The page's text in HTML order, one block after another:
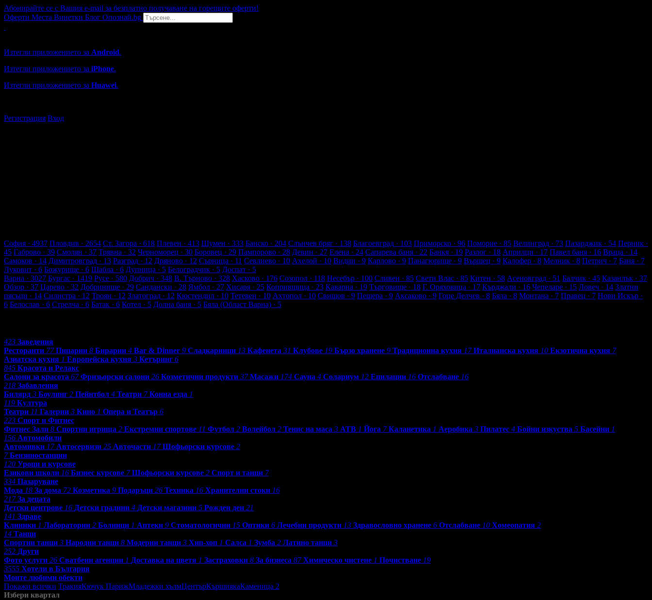
Абонирайте се с Вашия e-mail за безплатно получаване на горещите оферти!
Оферти Места Винетки Блог Опознай.bg
Изтегли приложението за Android.
Изтегли приложението за iPhone.
Изтегли приложението за Huawei.
Регистрация Вход
София · 4937 Пловдив · 2654 Ст. Загора · 618 Плевен · 413 Шумен · 333 Банско · 204 Слънчев бряг · 138 Благоевград · 103 Приморско · 96 Поморие · 85 Велинград · 73 Пазарджик · 54 Перник ·
45 Габрово · 39 Смолян · 37 Трявна · 32 Черноморец · 30 Боровец · 29 Пампорово · 28 Девин · 27 Елена · 24 Сапарева баня · 22 Банкя · 19 Разлог · 18 Априлци · 17 Павел баня · 16 Враца · 14
Самоков · 14 Димитровград · 13 Разград · 12 Дряново · 12 Сърница · 11 Севлиево · 10 Ахелой · 10 Видин · 9 Карлово · 9 Панагюрище · 9 Вършец · 9 Калофер · 8 Мелник · 8 Петрич · 7 Баня · 7
Луковит · 6 Божурище · 6 Шабла · 6 Дупница · 5 Белоградчик · 5 Доспат · 5
Варна · 3027 Бургас · 1419 Русе · 580 Добрич · 348 В. Търново · 328 Хасково · 176 Созопол · 118 Несебър · 100 Сливен · 85 Свети Влас · 85 Китен · 58 Асеновград · 51 Балчик · 45 Казанлък · 37
Обзор · 37 Царево · 32 Добринище · 29 Сандански · 28 Ямбол · 27 Хисаря · 25 Копривщица · 23 Каварна · 19 Търговище · 18 Г. Оряховица · 17 Кърджали · 16 Чепеларе · 15 Ловеч · 14 Златни
пясъци · 14 Силистра · 12 Троян · 12 Златоград · 12 Кюстендил · 10 Тетевен · 10 Ахтопол · 10 Свищов · 9 Пещера · 9 Аксаково · 9 Гоце Делчев · 8 Бяла · 8 Монтана · 7 Правец · 7 Нови Искър ·
6 Белослав · 6 Стрелча · 6 Батак · 6 Котел · 5 Долна баня · 5 Бяла (Област Варна) · 5
423 Заведения
Ресторанти 77 Пицарии 8 Бирарии 4 Bar & Dinner 9 Сладкарници 13 Кафенета 31 Клубове 19 Бързо хранене 9 Традиционна кухня 17 Италианска кухня 10 Екзотична кухня 7
Азиатска кухня 1 Европейска кухня 3 Кетъринг 6
845 Красота и Релакс
Салони за красота 67 Фризьорски салони 26 Козметични продукти 37 Масажи 174 Сауна 4 Солариум 12 Епилации 16 Отслабване 16
218 Забавления
Билярд 3 Боулинг 2 Пейнтбол 4 Театри 7 Конна езда 1
119 Култура
Театри 11 Галерии 3 Кино 1 Опера и Театър 6
223 Спорт и Фитнес
Фитнес Зали 8 Спортни игрища 2 Екстремни спортове 11 Футбол 2 Волейбол 2 Тенис на маса 3 АТВ 1 Йога 7 Каланетика 1 Аеробика 3 Пилатес 4 Бойни изкуства 5 Басейни 1
156 Автомобили
Автомивки 17 Автосервизи 25 Авточасти 17 Шофьорски курсове 2
7 Бензиностанции
120 Уроци и курсове
Езикови школи 16 Бизнес курсове 7 Шофьорски курсове 2 Спорт и танци 7
334 Пазаруване
Мода 18 За дома 72 Козметика 9 Подаръци 26 Техника 16 Хранителни стоки 16
217 За децата
Детски центрове 16 Детски градини 4 Детски магазини 5 Рожден ден 21
141 Здраве
Клиники 1 Лаборатории 2 Болници 1 Аптеки 9 Стоматологични 15 Оптики 6 Лечебни продукти 13 Здравословно хранене 6 Отслабване 10 Хомеопатия 2
14 Танци
Спортни танци 3 Народни танци 8 Модерни танци 3 Хип-хоп 1 Салса 1 Зумба 2 Латино танци 3
252 Други
Фото услуги 26 Сватбени агенции 1 Доставка на цветя 1 Застраховки 8 За бизнеса 87 Химическо чистене 1 Почистване 19
3555 Хотели в България
Моите любими обекти
Покажи всички ТракияКючук ПарижМладежки хълмЦентърКършиякаКаменица 2
Избери квартал